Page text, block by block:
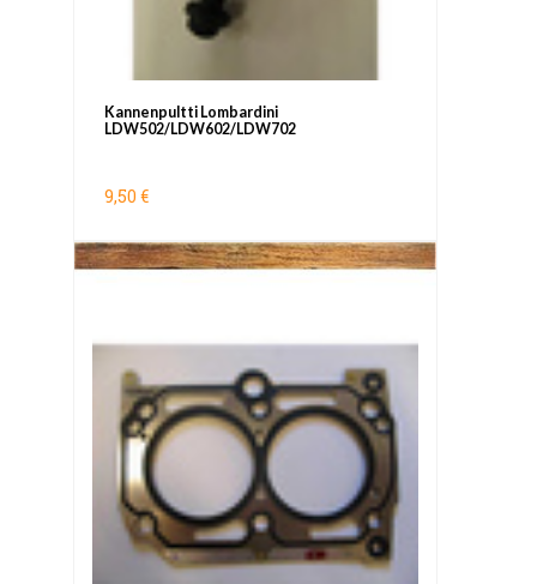
Kannenpultti Lombardini
LDW502/LDW602/LDW702
9,50 €